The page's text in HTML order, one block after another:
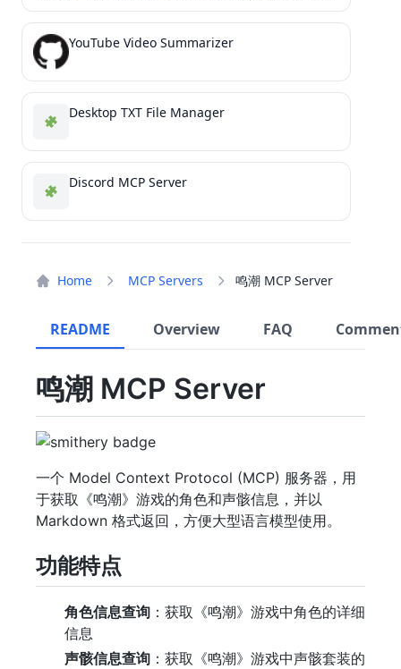
Home MCP Servers 鸣潮 MCP Server
README Overview FAQ
鸣潮 MCP Server
一个 Model Context Protocol (MCP) 服务器，用
于获取《鸣潮》游戏的角色和声骸信息，并以
Markdown 格式返回，方便大型语言模型使用。
功能特点
角色信息查询 ：获取《鸣潮》游戏中角色的详细
信息
声骸信息查询 ：获取《鸣潮》游戏中声骸套装的
YouTube Video Summarizer
Desktop TXT File Manager
Discord MCP Server